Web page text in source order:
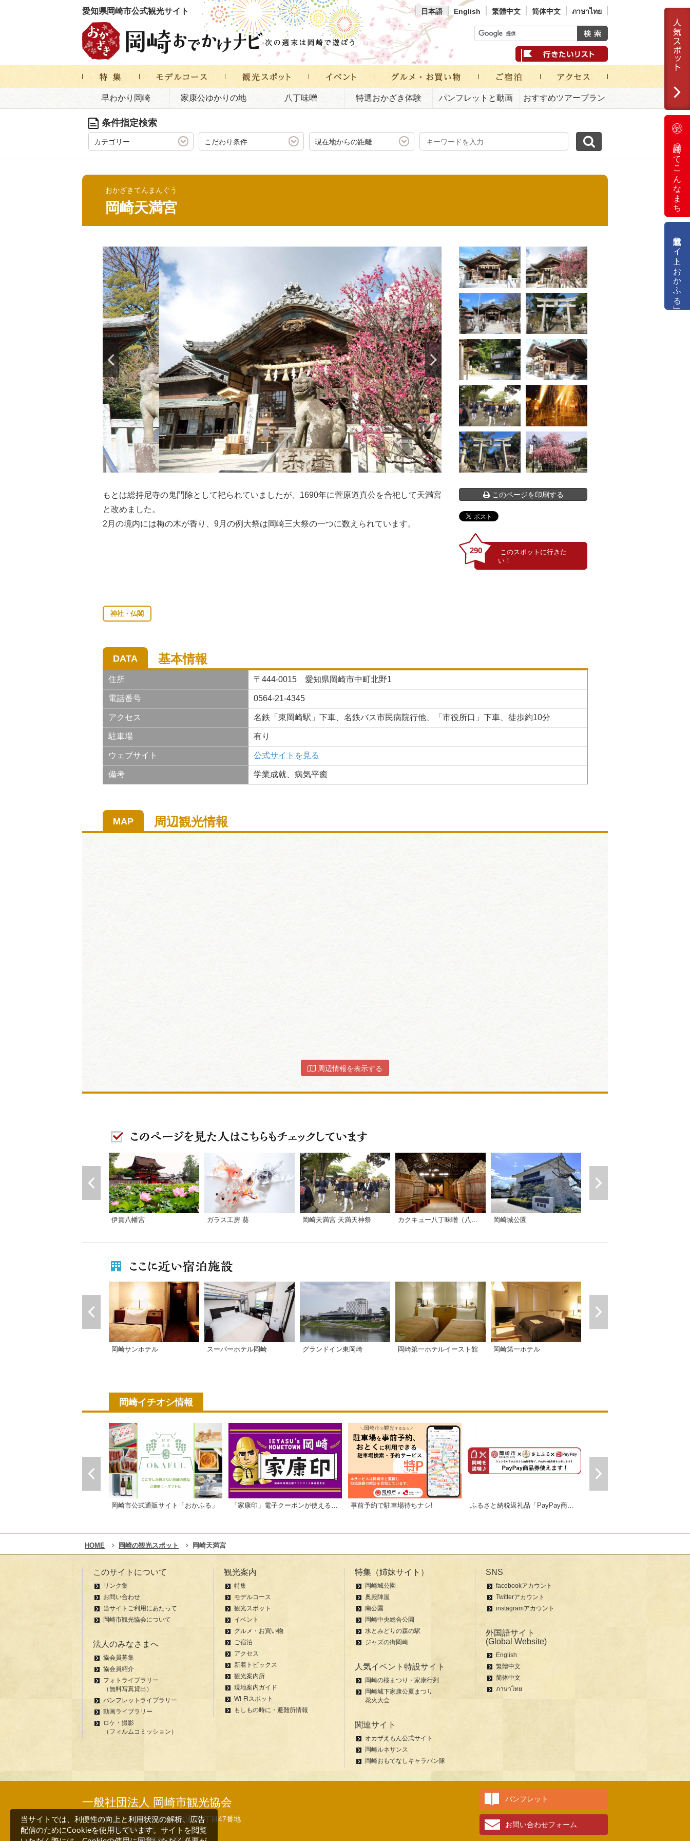
愛知県岡崎市公式観光サイト 日本語 English 繁體中文 简体中文 ภาษาไทย
早わかり岡崎 家康公ゆかりの地 八丁味噌 特選おかざき体験 パンフレットと動画 おすすめツアープラン
岡崎ってこんなまち
公式通販サイト「おかふる」
条件指定検索
カテゴリー こだわり条件 現在地からの距離
おかざきてんまんぐう
岡崎天満宮
もとは総持尼寺の鬼門除として祀られていましたが、1690年に菅原道真公を合祀して天満宮
と改めました。
2月の境内には梅の木が香り、9月の例大祭は岡崎三大祭の一つに数えられています。
このページを印刷する
290
神社・仏閣
DATA 基本情報
住所 〒444-0015 愛知県岡崎市中町北野1
電話番号 0564-21-4345
アクセス 名鉄「東岡崎駅」下車、名鉄バス市民病院行他、「市役所口」下車、徒歩約10分
駐車場 有り
ウェブサイト 公式サイトを見る
備考 学業成就、病気平癒
MAP 周辺観光情報
周辺情報を表示する
伊賀八幡宮 ガラス工房 葵 岡崎天満宮 天満天神祭 カクキュー八丁味噌（八丁味噌の郷） 岡崎城公園
岡崎サンホテル スーパーホテル岡崎 グランドイン東岡崎 岡崎第一ホテルイースト館 岡崎第一ホテル
岡崎イチオシ情報
岡崎市公式通販サイト「おかふる」 「家康印」電子クーポンが使えるお店一覧 事前予約で駐車場待ちナシ! ふるさと納税返礼品「PayPay商品券」
HOME 岡崎の観光スポット 岡崎天満宮
このサイトについて
リンク集
お問い合わせ
当サイトご利用にあたって
岡崎市観光協会について
法人のみなさまへ
協会員募集
協会員紹介
フォトライブラリー
（無料写真貸出）
パンフレットライブラリー
動画ライブラリー
ロケ・撮影
（フィルムコミッション）
観光案内
特集
モデルコース
観光スポット
イベント
グルメ・お買い物
ご宿泊
アクセス
新着トピックス
観光案内所
現地案内ガイド
Wi-Fiスポット
もしもの時に・避難所情報
特集（姉妹サイト）
岡崎城公園
奥殿陣屋
南公園
岡崎中央総合公園
水とみどりの森の駅
ジャズの街岡崎
人気イベント特設サイト
岡崎の桜まつり・家康行列
岡崎城下家康公夏まつり
花火大会
関連サイト
オカザえもん公式サイト
岡崎ルネサンス
岡崎おもてなしキャラバン隊
SNS
facebookアカウント
Twitterアカウント
instagramアカウント
外国語サイト
(Global Website)
English
繁體中文
简体中文
ภาษาไทย
一般社団法人 岡崎市観光協会
〒444-0045 愛知県岡崎市康生通東2丁目47番地
TEL 0564-64-1637
パンフレット
お問い合わせフォーム
当サイトでは、利便性の向上と利用状況の解析、広告
配信のためにCookieを使用しています。サイトを閲覧